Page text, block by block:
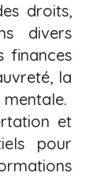
droits,
divers
finances
la
et
pour